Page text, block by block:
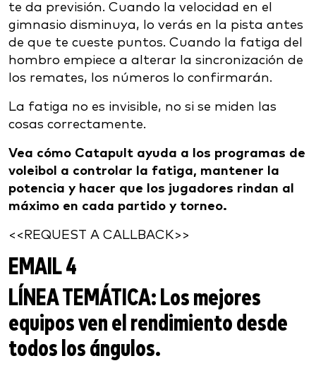
te da previsión. Cuando la velocidad en el
gimnasio disminuya, lo verás en la pista antes
de que te cueste puntos. Cuando la fatiga del
hombro empiece a alterar la sincronización de
los remates, los números lo confirmarán.
La fatiga no es invisible, no si se miden las
cosas correctamente.
Vea cómo Catapult ayuda a los programas de
voleibol a controlar la fatiga, mantener la
potencia y hacer que los jugadores rindan al
máximo en cada partido y torneo.
<<REQUEST A CALLBACK>>
EMAIL 4
LÍNEA TEMÁTICA: Los mejores
equipos ven el rendimiento desde
todos los ángulos.